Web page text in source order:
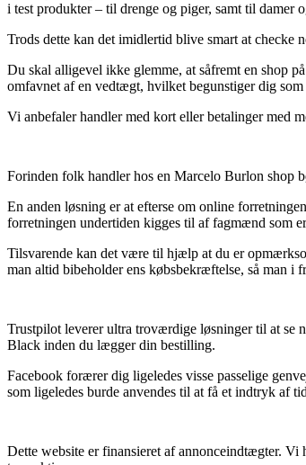
i test produkter – til drenge og piger, samt til damer
Trods dette kan det imidlertid blive smart at checke
Du skal alligevel ikke glemme, at såfremt en shop
omfavnet af en vedtægt, hvilket begunstiger dig
Vi anbefaler handler med kort eller betalinger med
Forinden folk handler hos en Marcelo Burlon shop
En anden løsning er at efterse om online
forretningen undertiden kigges til af fagmænd som
Tilsvarende kan det være til hjælp at du er
man altid bibeholder ens købsbekræftelse, så man i
Trustpilot leverer ultra troværdige løsninger til at se
Black inden du lægger din bestilling.
Facebook forærer dig ligeledes visse passelige
som ligeledes burde anvendes til at få et indtryk af
Dette website er finansieret af annonceindtægter. Vi